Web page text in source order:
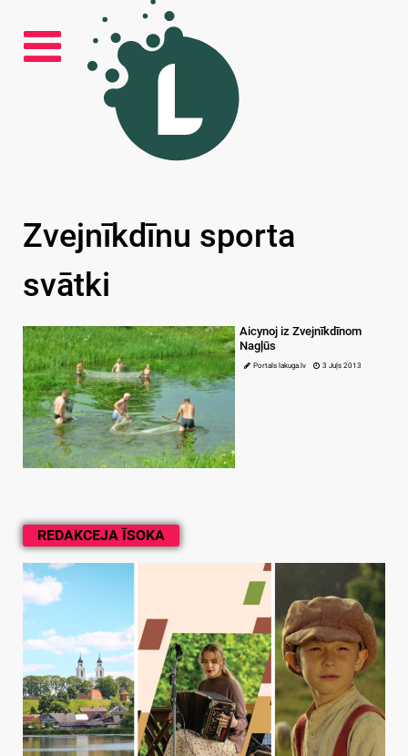
REDAKCEJA ĪSOKA
Zvejnīkdīnu sporta
svātki
Aicynoj iz Zvejnīkdīnom
Nagļūs
Portals lakuga.lv 3 Juļs 2013